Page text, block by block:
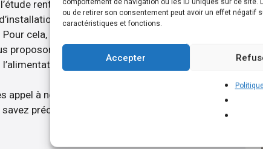
ou de retirer son consentement peut avoir un effet négatif
caractéristiques et fonctions.
Accepter
rentabilité menée, nous pouvons calculer le
de panneaux solaire sur votre toit
cela, nous disposons de plusieurs solutions.
proposons un branchement permettant
de batteries solaires, par exemple.
appel à notre compagnie pour installer vos
savez précisément au moment où le coût des